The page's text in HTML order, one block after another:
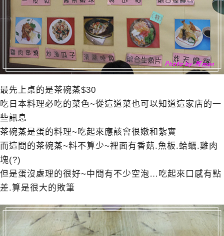
最先上桌的是茶碗蒸$30
吃日本料理必吃的菜色~從這道菜也可以知道這家店的一
些訊息
茶碗蒸是蛋的料理~吃起來應該會很嫩和紮實
而這間的茶碗蒸~料不算少~裡面有香菇.魚板.蛤蠣.雞肉
塊(?)
但是蛋沒處理的很好~中間有不少空泡…吃起來口感有點
差.算是很大的敗筆